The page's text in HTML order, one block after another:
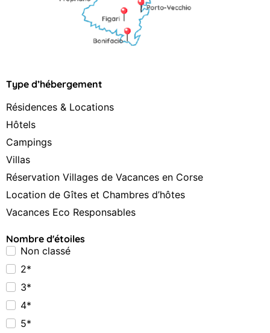
Type d’hébergement
Résidences & Locations
Hôtels
Campings
Villas
Réservation Villages de Vacances en Corse
Location de Gîtes et Chambres d’hôtes
Vacances Eco Responsables
Nombre d'étoiles
Non classé
2*
3*
4*
5*